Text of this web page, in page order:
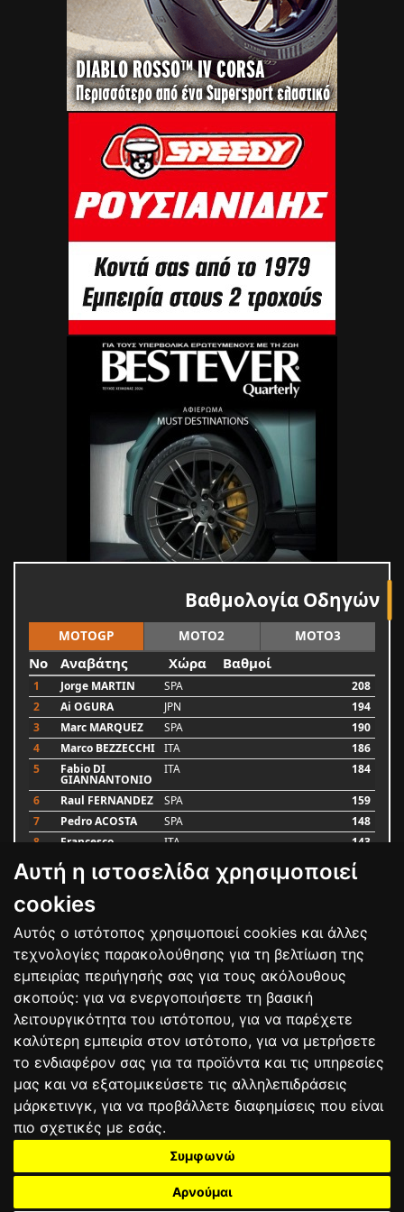
Αυτή η ιστοσελίδα χρησιμοποιεί
cookies
Αυτός ο ιστότοπος χρησιμοποιεί cookies και άλλες
τεχνολογίες παρακολούθησης για τη βελτίωση της
εμπειρίας περιήγησής σας για τους ακόλουθους
σκοπούς: για να ενεργοποιήσετε τη βασική
λειτουργικότητα του ιστότοπου, για να παρέχετε
καλύτερη εμπειρία στον ιστότοπο, για να μετρήσετε
το ενδιαφέρον σας για τα προϊόντα και τις υπηρεσίες
μας και να εξατομικεύσετε τις αλληλεπιδράσεις
μάρκετινγκ, για να προβάλλετε διαφημίσεις που είναι
πιο σχετικές με εσάς.
Συμφωνώ
Αρνούμαι
Βαθμολογία Οδηγών
MOTOGP MOTO2 MOTO3
No Αναβάτης Χώρα Βαθμοί
1 Jorge MARTIN SPA
208
2
Ai OGURA JPN
194
3
Marc MARQUEZ SPA
190
4
Marco BEZZECCHI ITA
186
5
Fabio DI
GIANNANTONIO
ITA 184
6 Raul FERNANDEZ SPA
159
7
Pedro ACOSTA SPA
148
8
Francesco ITA 143
9 Alex MARQUEZ SPA
Luca MARINI
Bαθμολογία
ΟΡΟΙ ΧΡΗΣΗΣΠΟΛΙΤΙΚΗ ΠΡΟΣΤΑΣΙΑΣ
ΑΓΩΝΕΣΑΠΟΤΕΛΕΣΜΑΤΑΑΓΟΡΑ